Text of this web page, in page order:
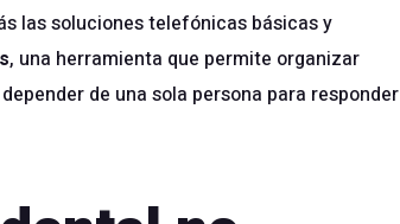
las soluciones telefónicas básicas y
, una herramienta que permite organizar
de una sola persona para responder